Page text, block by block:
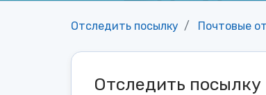
Отследить посылку Почтовые
Отследить